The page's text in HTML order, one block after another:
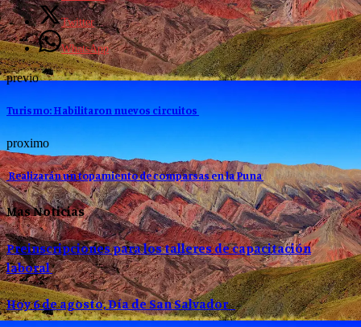
Twitter
WhatsApp
previo
Turismo: Habilitaron nuevos circuitos
proximo
Realizarán un topamiento de comparsas en la Puna
Mas Noticias
Preinscripciones para los talleres de capacitación
laboral
Hoy 6 de agosto, Día de San Salvador